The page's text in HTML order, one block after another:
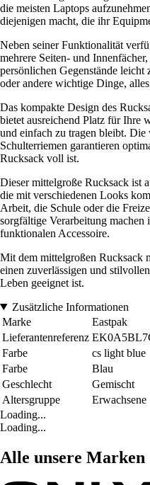
die meisten Laptops
diejenigen macht, die ihr
Neben seiner Funktionalität
mehrere Seiten- und
persönlichen Gegenstände
oder andere wichtige Dinge,
Das kompakte Design des
bietet ausreichend Platz für Ihre
und einfach zu tragen bleibt. Die
Schulterriemen garantieren
Rucksack voll ist.
Dieser mittelgroße Rucksack ist
die mit verschiedenen Looks
Arbeit, die Schule oder die
sorgfältige Verarbeitung machen
funktionalen Accessoire.
Mit dem mittelgroßen Rucksack
einen zuverlässigen und
Leben geeignet ist.
Zusätzliche Informationen
Marke
Eastpak
Lieferantenreferenz
Farbe
cs light blue
Farbe
Blau
Geschlecht
Gemischt
Altersgruppe
Erwachsene
Loading...
Loading...
Alle unsere Marken